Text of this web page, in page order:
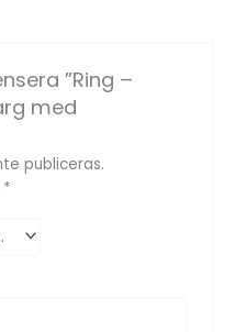
”Ring –
med
publiceras.
*